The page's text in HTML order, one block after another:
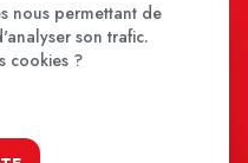
nous permettant de
son trafic.
cookies ?